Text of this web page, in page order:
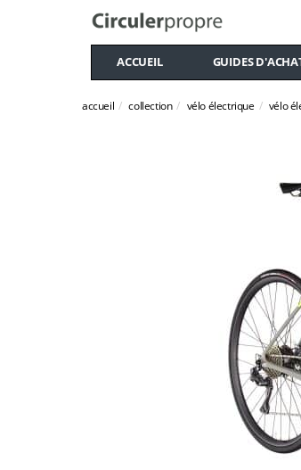
ACCUEIL GUIDES
accueil collection vélo électrique vélo